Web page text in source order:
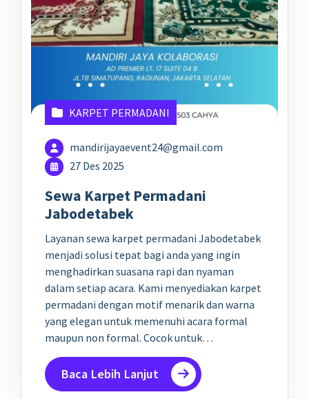
KARPET PERMADANI
mandirijayaevent24@gmail.com
27 Des 2025
Sewa Karpet Permadani
Jabodetabek
Layanan sewa karpet permadani Jabodetabek
menjadi solusi tepat bagi anda yang ingin
menghadirkan suasana rapi dan nyaman
dalam setiap acara. Kami menyediakan karpet
permadani dengan motif menarik dan warna
yang elegan untuk memenuhi acara formal
maupun non formal. Cocok untuk…
Baca Lebih Lanjut